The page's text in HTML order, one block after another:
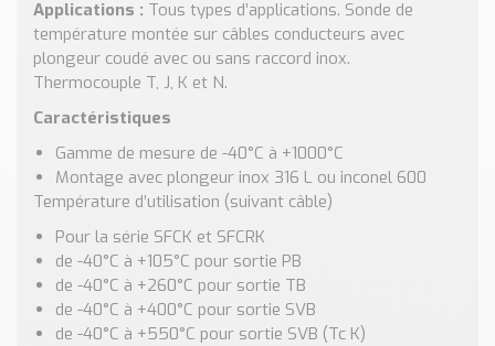
Nos Réalisations
Conseils et Actualités
Catalogue des essentiels pour les brasseries et micro-
brasseries
Devis, Tarifs, Renseignements techniques
Applications : Tous types d’applications. Sonde de
température montée sur câbles conducteurs avec
plongeur coudé avec ou sans raccord inox.
Thermocouple T, J, K et N.
Caractéristiques
Gamme de mesure de -40°C à +1000°C
Montage avec plongeur inox 316 L ou inconel 600
Température d’utilisation (suivant câble)
Pour la série SFCK et SFCRK
de -40°C à +105°C pour sortie PB
de -40°C à +260°C pour sortie TB
de -40°C à +400°C pour sortie SVB
de -40°C à +550°C pour sortie SVB (Tc K)